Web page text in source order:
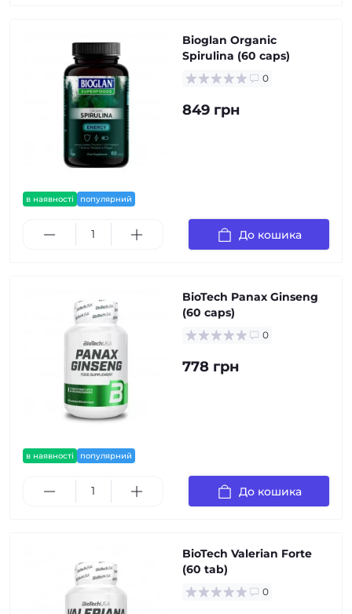
в наявності популярний
Bioglan Organic
Spirulina (60 caps)
0
849 грн
До кошика
в наявності популярний
BioTech Panax Ginseng
(60 caps)
0
778 грн
До кошика
BioTech Valerian Forte
(60 tab)
0